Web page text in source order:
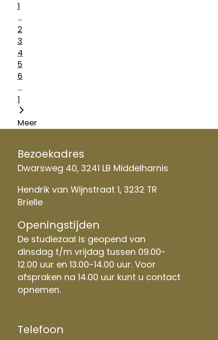
1
...
2
3
4
5
6
...
1
Meer
Bezoekadres
Dwarsweg 40, 3241 LB Middelharnis
Hendrik van Wijnstraat 1, 3232 TR
Brielle
Openingstijden
De studiezaal is geopend van
dinsdag t/m vrijdag tussen 09.00-
12.00 uur en 13.00-14.00 uur. Voor
afspraken na 14.00 uur kunt u contact
opnemen.
Telefoon